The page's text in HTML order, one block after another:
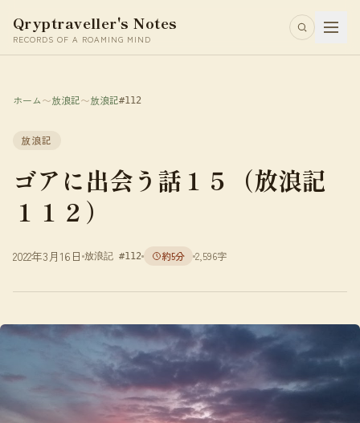
Qryptraveller's Notes
RECORDS OF A ROAMING MIND
ホーム〜放浪記〜放浪記#112
放浪記
ゴアに出会う話１５（放浪記
１１２）
2022年3月16日 放浪記 #112 約5分 2,596字